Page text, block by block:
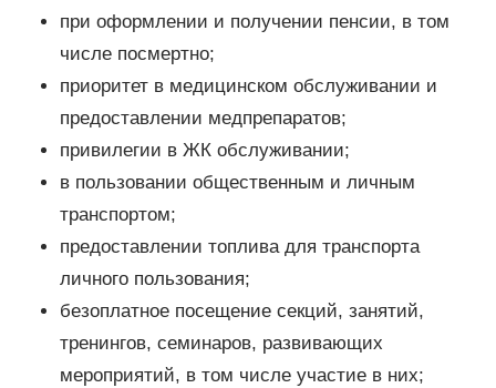
при оформлении и получении пенсии, в том
числе посмертно;
приоритет в медицинском обслуживании и
предоставлении медпрепаратов;
привилегии в ЖК обслуживании;
в пользовании общественным и личным
транспортом;
предоставлении топлива для транспорта
личного пользования;
безоплатное посещение секций, занятий,
тренингов, семинаров, развивающих
мероприятий, в том числе участие в них;